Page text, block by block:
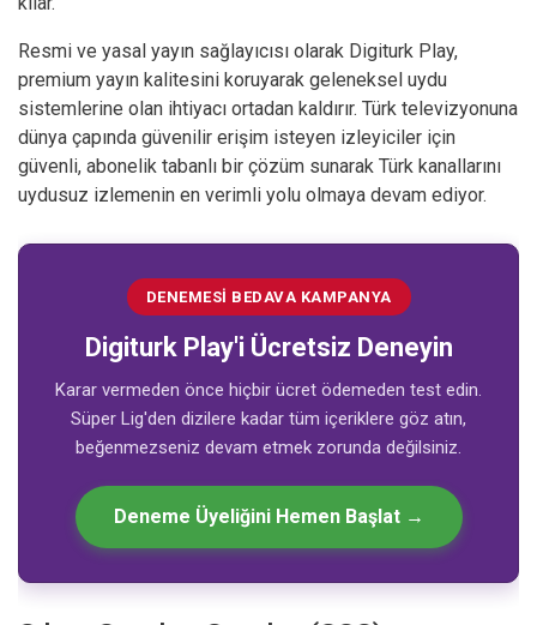
Resmi ve yasal yayın sağlayıcısı olarak Digiturk Play,
premium yayın kalitesini koruyarak geleneksel uydu
sistemlerine olan ihtiyacı ortadan kaldırır. Türk televizyonuna
dünya çapında güvenilir erişim isteyen izleyiciler için
güvenli, abonelik tabanlı bir çözüm sunarak Türk kanallarını
uydusuz izlemenin en verimli yolu olmaya devam ediyor.
DENEMESI BEDAVA KAMPANYA
Digiturk Play'i Ücretsiz Deneyin
Karar vermeden önce hiçbir ücret ödemeden test edin.
Süper Lig'den dizilere kadar tüm içeriklere göz atın,
beğenmezseniz devam etmek zorunda değilsiniz.
Deneme Üyeliğini Hemen Başlat →